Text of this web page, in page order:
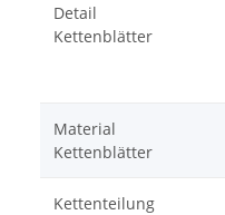
Detail
Kettenblätter
Material
Kettenblätter
Kettenteilung